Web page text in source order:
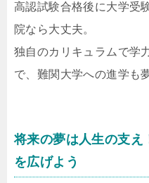
高認試験合格後に大学受
院なら大丈夫。
独自のカリキュラムで学
で、難関大学への進学も
将来の夢は人生の支え
を広げよう